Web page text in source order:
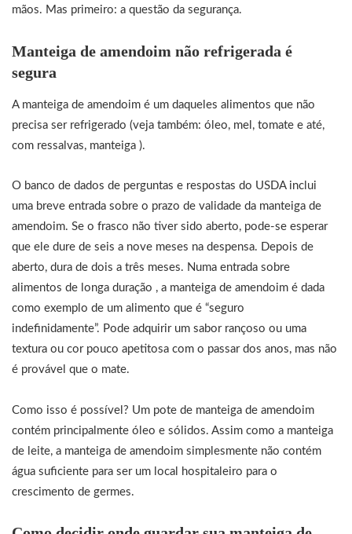
mãos. Mas primeiro: a questão da segurança.
Manteiga de amendoim não refrigerada é
segura
A manteiga de amendoim é um daqueles alimentos que não
precisa ser refrigerado (veja também: óleo, mel, tomate e até,
com ressalvas, manteiga ).
O banco de dados de perguntas e respostas do USDA inclui
uma breve entrada sobre o prazo de validade da manteiga de
amendoim. Se o frasco não tiver sido aberto, pode-se esperar
que ele dure de seis a nove meses na despensa. Depois de
aberto, dura de dois a três meses. Numa entrada sobre
alimentos de longa duração , a manteiga de amendoim é dada
como exemplo de um alimento que é “seguro
indefinidamente”. Pode adquirir um sabor rançoso ou uma
textura ou cor pouco apetitosa com o passar dos anos, mas não
é provável que o mate.
Como isso é possível? Um pote de manteiga de amendoim
contém principalmente óleo e sólidos. Assim como a manteiga
de leite, a manteiga de amendoim simplesmente não contém
água suficiente para ser um local hospitaleiro para o
crescimento de germes.